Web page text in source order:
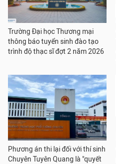
Trường Đại học Thương mại
thông báo tuyển sinh đào tạo
trình độ thạc sĩ đợt 2 năm 2026
Phương án thi lại đối với thí sinh
Chuyên Tuyên Quang là "quyết